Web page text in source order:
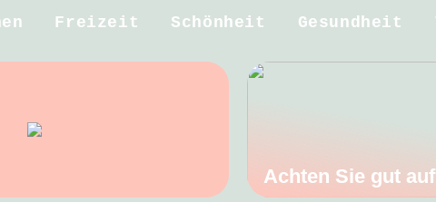
Freizeit Schönheit Gesundheit
Achten Sie gut